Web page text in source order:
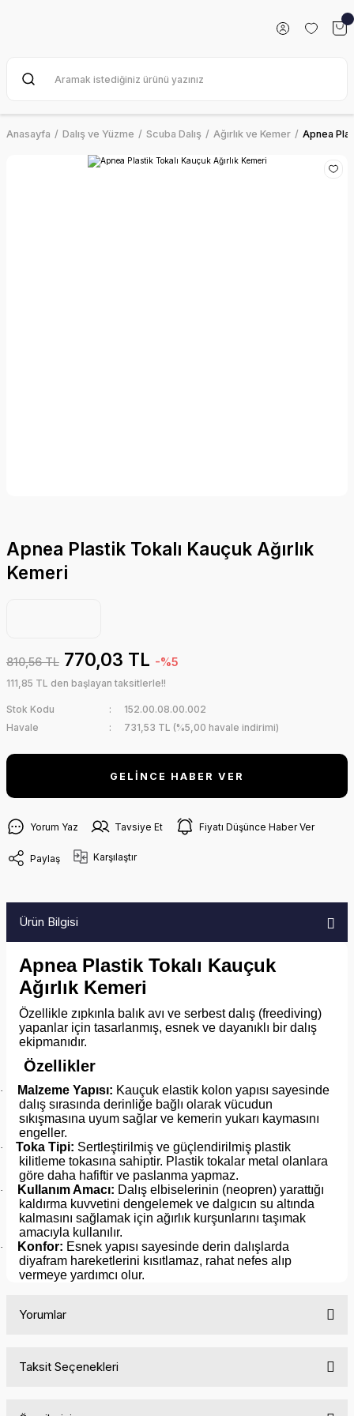
Anasayfa Dalış ve Yüzme Scuba Dalış Ağırlık ve Kemer Apnea
Apnea Plastik Tokalı Kauçuk Ağırlık
Kemeri
810,56 TL 770,03 TL -%5
111,85 TL den başlayan taksitlerle!!
Stok Kodu
152.00.08.00.002
Havale
731,53 TL (%5,00 havale indirimi)
GELİNCE HABER VER
Yorum Yaz Tavsiye Et Fiyatı Düşünce Haber Ver
Paylaş Karşılaştır
Ürün Bilgisi
Apnea Plastik Tokalı Kauçuk
Ağırlık Kemeri
Özellikle zıpkınla balık avı ve serbest dalış (freediving)
yapanlar için tasarlanmış, esnek ve dayanıklı bir dalış
ekipmanıdır.
Özellikler
· Malzeme Yapısı: Kauçuk elastik kolon yapısı sayesinde
dalış sırasında derinliğe bağlı olarak vücudun
sıkışmasına uyum sağlar ve kemerin yukarı kaymasını
engeller.
· Toka Tipi: Sertleştirilmiş ve güçlendirilmiş plastik
kilitleme tokasına sahiptir. Plastik tokalar metal olanlara
göre daha hafiftir ve paslanma yapmaz.
· Kullanım Amacı: Dalış elbiselerinin (neopren) yarattığı
kaldırma kuvvetini dengelemek ve dalgıcın su altında
kalmasını sağlamak için ağırlık kurşunlarını taşımak
amacıyla kullanılır.
· Konfor: Esnek yapısı sayesinde derin dalışlarda
diyafram hareketlerini kısıtlamaz, rahat nefes alıp
vermeye yardımcı olur.
Yorumlar
Taksit Seçenekleri